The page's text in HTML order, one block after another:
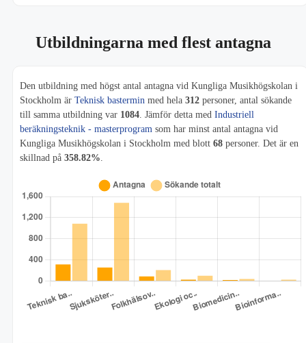
Utbildningarna med flest antagna
Den utbildning med högst antal antagna vid Kungliga Musikhögskolan i
Stockholm är Teknisk bastermin med hela 312 personer, antal sökande
till samma utbildning var 1084. Jämför detta med Industriell
beräkningsteknik - masterprogram som har minst antal antagna vid
Kungliga Musikhögskolan i Stockholm med blott 68 personer. Det är en
skillnad på 358.82%.